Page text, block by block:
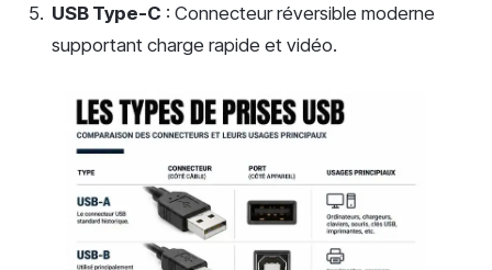
USB Type-C : Connecteur réversible moderne
supportant charge rapide et vidéo.